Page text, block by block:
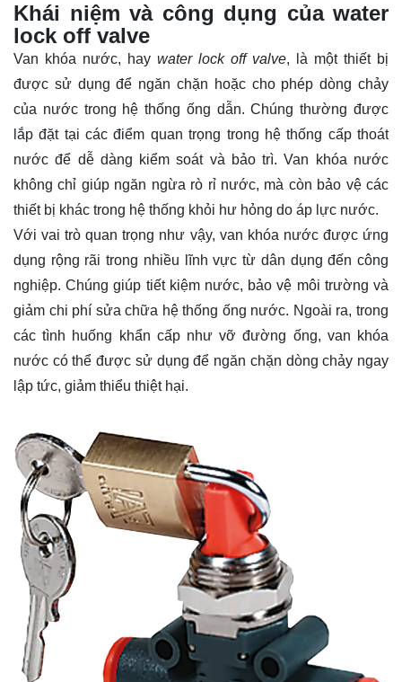
Khái niệm và công dụng của water
lock off valve
Van khóa nước, hay water lock off valve, là một thiết bị
được sử dụng để ngăn chặn hoặc cho phép dòng chảy
của nước trong hệ thống ống dẫn. Chúng thường được
lắp đặt tại các điểm quan trọng trong hệ thống cấp thoát
nước để dễ dàng kiểm soát và bảo trì. Van khóa nước
không chỉ giúp ngăn ngừa rò rỉ nước, mà còn bảo vệ các
thiết bị khác trong hệ thống khỏi hư hỏng do áp lực nước.
Với vai trò quan trọng như vậy, van khóa nước được ứng
dụng rộng rãi trong nhiều lĩnh vực từ dân dụng đến công
nghiệp. Chúng giúp tiết kiệm nước, bảo vệ môi trường và
giảm chi phí sửa chữa hệ thống ống nước. Ngoài ra, trong
các tình huống khẩn cấp như vỡ đường ống, van khóa
nước có thể được sử dụng để ngăn chặn dòng chảy ngay
lập tức, giảm thiểu thiệt hại.